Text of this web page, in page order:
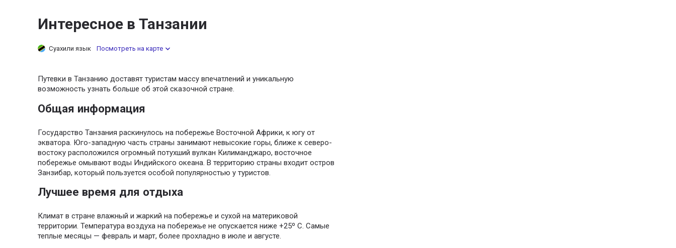
Интересное в Танзании
Суахили язык Посмотреть на карте
Путевки в Танзанию доставят туристам массу впечатлений и уникальную
возможность узнать больше об этой сказочной стране.
Общая информация
Государство Танзания раскинулось на побережье Восточной Африки, к югу от
экватора. Юго-западную часть страны занимают невысокие горы, ближе к северо-
востоку расположился огромный потухший вулкан Килиманджаро, восточное
побережье омывают воды Индийского океана. В территорию страны входит остров
Занзибар, который пользуется особой популярностью у туристов.
Лучшее время для отдыха
Климат в стране влажный и жаркий на побережье и сухой на материковой
территории. Температура воздуха на побережье не опускается ниже +25º С. Самые
теплые месяцы — февраль и март, более прохладно в июле и августе.